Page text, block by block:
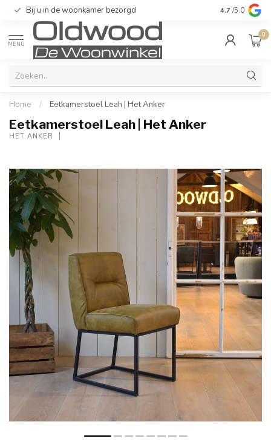
Kwaliteit & uitstekende service gegarandeerd 4.7 /5.0
MENU
0
Home / Eetkamerstoel Leah | Het Anker
Eetkamerstoel Leah | Het Anker
HET ANKER